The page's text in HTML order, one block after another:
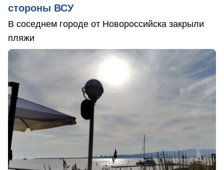
стороны ВСУ
В соседнем городе от Новороссийска закрыли
пляжи